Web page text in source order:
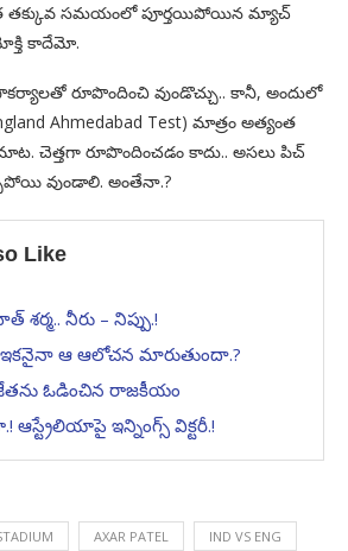
తక్కువ సమయంలో పూర్తయిపోయిన మ్యాచ్
కాదేమో.
రూపొందించి వుండొచ్చు.. కానీ, అందులో
Ahmedabad Test) మాత్రం అత్యంత
చెత్తగా రూపొందించడం కాదు.. అసలు పిచ్
వుండాలి. అంతేనా.?
Like
నీరు – నిప్పు.!
ఇకనైనా ఆ ఆలోచన మారుతుందా.?
ఓడించిన రాజకీయం
ఇన్నింగ్స్ విక్టరీ.!
AXAR PATEL IND VS ENG